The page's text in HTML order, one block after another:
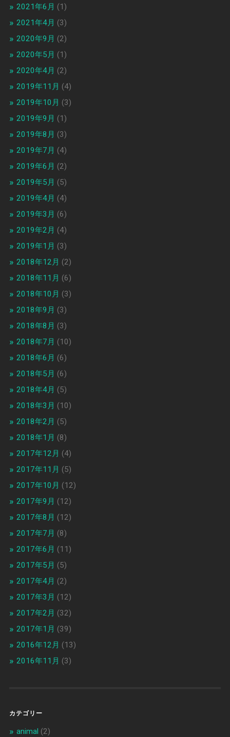
2021年6月 (1)
2021年4月 (3)
2020年9月 (2)
2020年5月 (1)
2020年4月 (2)
2019年11月 (4)
2019年10月 (3)
2019年9月 (1)
2019年8月 (3)
2019年7月 (4)
2019年6月 (2)
2019年5月 (5)
2019年4月 (4)
2019年3月 (6)
2019年2月 (4)
2019年1月 (3)
2018年12月 (2)
2018年11月 (6)
2018年10月 (3)
2018年9月 (3)
2018年8月 (3)
2018年7月 (10)
2018年6月 (6)
2018年5月 (6)
2018年4月 (5)
2018年3月 (10)
2018年2月 (5)
2018年1月 (8)
2017年12月 (4)
2017年11月 (5)
2017年10月 (12)
2017年9月 (12)
2017年8月 (12)
2017年7月 (8)
2017年6月 (11)
2017年5月 (5)
2017年4月 (2)
2017年3月 (12)
2017年2月 (32)
2017年1月 (39)
2016年12月 (13)
2016年11月 (3)
カテゴリー
animal (2)